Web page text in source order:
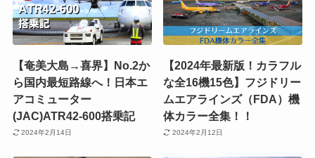
【奄美大島→喜界】No.2か
ら国内最短路線へ！日本エ
アコミューター
(JAC)ATR42-600搭乗記
2024年2月14日
【2024年最新版！カラフル
な全16機15色】フジドリー
ムエアラインズ（FDA）機
体カラー全集！！
2024年2月12日